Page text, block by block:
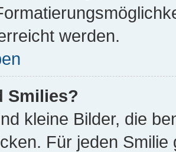
werden.
Smilies?
kleine Bilder, die
Für jeden